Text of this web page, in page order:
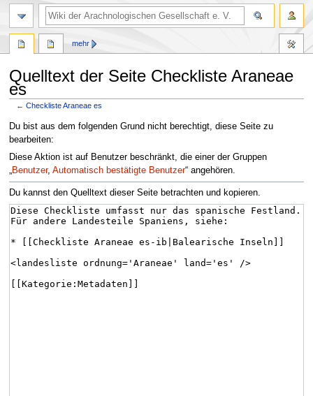
Quelltext der Seite Checkliste Araneae
es
←Checkliste Araneae es
Zur
Navigation
springen
Zur
Suche
springen
Du bist aus dem folgenden Grund nicht berechtigt, diese Seite zu
bearbeiten:
Diese Aktion ist auf Benutzer beschränkt, die einer der Gruppen
„Benutzer, Automatisch bestätigte Benutzer“ angehören.
Du kannst den Quelltext dieser Seite betrachten und kopieren.
mehr